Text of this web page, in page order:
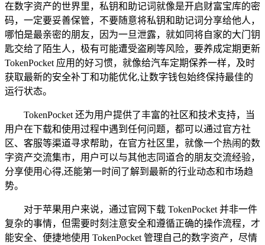
在数字资产的世界里，私钥和助记词就像是开启财富宝库的密
码，一定要妥善保管，不要随意将私钥和助记词分享给他人，
哪怕是最亲密的朋友，因为一旦泄露，就如同将自家的大门钥
匙交给了陌生人，极有可能遭受盗刷等风险，要养成定期更新
TokenPocket 应用的好习惯，就像给汽车定期保养一样，及时
获取最新的安全补丁和功能优化,让数字钱包始终保持最佳的
运行状态。
TokenPocket 还为用户提供了丰富的社区和技术支持，当
用户在下载和使用过程中遇到任何问题，都可以通过官方社
区、客服等渠道寻求帮助，在官方社区里，就像一个热闹的数
字资产交流集市，用户可以与其他志同道合的朋友交流经验，
分享使用心得,还能第一时间了解到最新的行业动态和市场趋
势。
对于苹果用户来说，通过官网下载 TokenPocket 并非一件
复杂的事情，但需要时刻注意安全和遵循正确的操作流程，才
能安全、便捷地使用 TokenPocket 管理自己的数字资产，尽情